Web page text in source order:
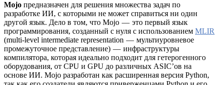
Mojo предназначен для решения множества задач по
разработке ИИ, с которыми не может справиться ни один
другой язык. Дело в том, что Mojo — это первый язык
программирования, созданный с нуля с использованием MLIR
(multi-level intermediate representation — мультиуровневое
промежуточное представление) — инфраструктуры
компилятора, которая идеально подходит для гетерогенного
оборудования, от CPU и GPU до различных ASIC’ов на
основе ИИ. Mojo разработан как расширенная версия Python,